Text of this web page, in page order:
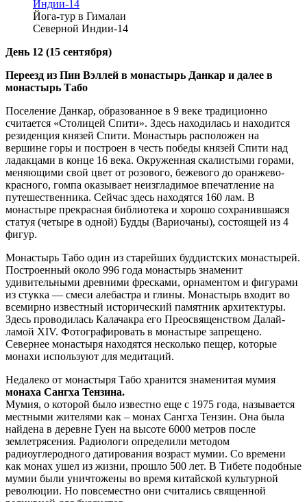
Йога-тур в Гималаи
Северной Индии-14
День 12 (15 сентября)
Переезд из Пин Вэллей в монастырь Данкар и далее в
монастырь Табо
Поселение Данкар, образованное в 9 веке традиционно
считается «Столицей Спити». Здесь находилась и находится
резиденция князей Спити. Монастырь расположен на
вершине горы и построен в честь победы князей Спити над
ладакцами в конце 16 века. Окруженная скалистыми горами,
меняющими свой цвет от розового, бежевого до оранжево-
красного, гомпа оказывает неизгладимое впечатление на
путешественника. Сейчас здесь находятся 160 лам. В
монастыре прекрасная библиотека и хорошо сохранившаяся
статуя (четыре в одной) Будды (Вариочаны), состоящей из 4
фигур.
Монастырь Табо один из старейших буддистских монастырей.
Построенный около 996 года монастырь знаменит
удивительными древними фресками, орнаментом и фигурами
из стукка — смеси алебастра и глины. Монастырь входит во
всемирно известный исторический памятник архитектуры.
Здесь проводилась Калачакра его Преосвященством Далай-
ламой ХIV. Фотографировать в монастыре запрещено.
Севернее монастыря находятся несколько пещер, которые
монахи используют для медитаций.
Недалеко от монастыря Табо хранится знаменитая мумия
монаха Сангха Тензина.
Мумия, о которой было известно еще с 1975 года, называется
местными жителями как – монах Сангха Тензин. Она была
найдена в деревне Гуен на высоте 6000 метров после
землетрясения. Радиологи определили методом
радиоуглеродного датирования возраст мумии. Со времени
как монах ушел из жизни, прошло 500 лет. В Тибете подобные
мумии были уничтожены во время китайской культурной
революции. Но повсеместно они считались священной